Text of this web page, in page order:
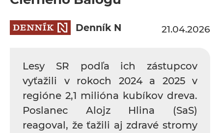
Denník N 21.04.2026
Lesy SR podľa ich zástupcov
vyťažili v rokoch 2024 a 2025 v
regióne 2,1 milióna kubíkov dreva.
Poslanec Alojz Hlina (SaS)
reagoval, že ťažili aj zdravé stromy